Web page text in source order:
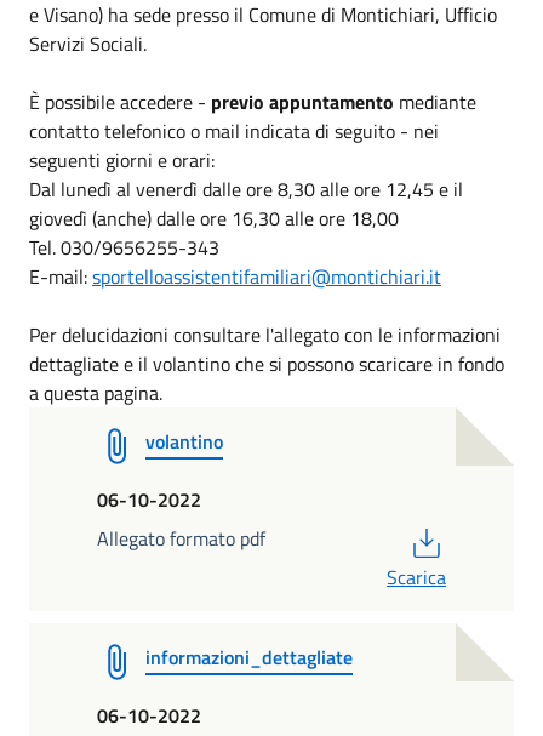
e Visano) ha sede presso il Comune di Montichiari, Ufficio
Servizi Sociali.
È possibile accedere - previo appuntamento mediante
contatto telefonico o mail indicata di seguito - nei
seguenti giorni e orari:
Dal lunedì al venerdì dalle ore 8,30 alle ore 12,45 e il
giovedì (anche) dalle ore 16,30 alle ore 18,00
Tel. 030/9656255-343
E-mail:sportelloassistentifamiliari@montichiari.it
Per delucidazioni consultare l'allegato con le informazioni
dettagliate e il volantino che si possono scaricare in fondo
a questa pagina.
volantino
06-10-2022
Allegato formato pdf
Scarica
informazioni_dettagliate
06-10-2022